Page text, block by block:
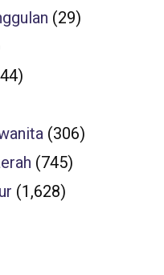
(29)
(306)
(745)
(1,628)